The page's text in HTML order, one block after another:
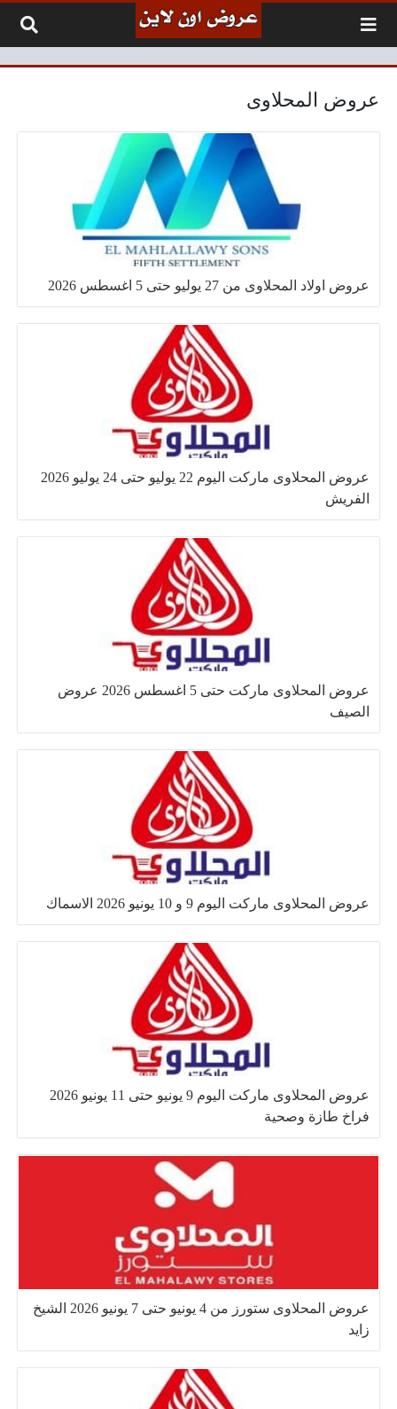
عروض المحلاوى
عروض اولاد المحلاوى من 27 يوليو حتى 5 اغسطس 2026
عروض المحلاوى ماركت اليوم 22 يوليو حتى 24 يوليو 2026
الفريش
عروض المحلاوى ماركت حتى 5 اغسطس 2026 عروض
الصيف
عروض المحلاوى ماركت اليوم 9 و 10 يونيو 2026 الاسماك
عروض المحلاوى ماركت اليوم 9 يونيو حتى 11 يونيو 2026
فراخ طازة وصحية
عروض المحلاوى ستورز من 4 يونيو حتى 7 يونيو 2026 الشيخ
زايد